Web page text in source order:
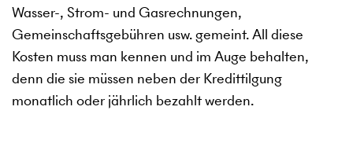
Wasser-, Strom- und Gasrechnungen,
Gemeinschaftsgebühren usw. gemeint. All diese
Kosten muss man kennen und im Auge behalten,
denn die sie müssen neben der Kredittilgung
monatlich oder jährlich bezahlt werden.